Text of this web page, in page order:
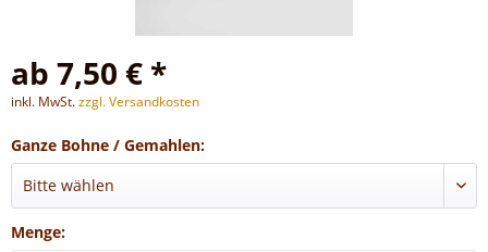
ab 7,50 € *
inkl. MwSt.zzgl. Versandkosten
Ganze Bohne / Gemahlen:
Menge: